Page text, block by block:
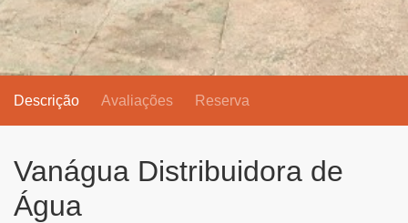
Descrição Avaliações Reserva
Vanágua Distribuidora de
Água